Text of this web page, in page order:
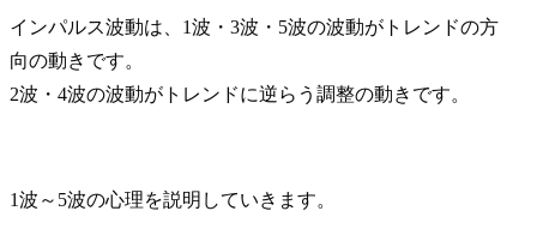
インパルス波動は、1波・3波・5波の波動がトレンドの方
向の動きです。
2波・4波の波動がトレンドに逆らう調整の動きです。
1波～5波の心理を説明していきます。